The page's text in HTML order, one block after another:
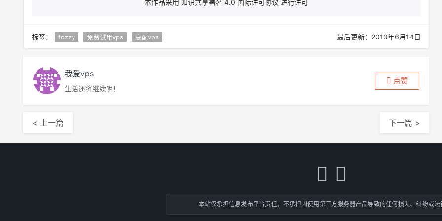
本作品采用 知识共享署名 4.0 国际许可协议 进行许可
标签： fozzy 免费试用vps 高配vps 最后更新：2019年6月14日
我爱vps
生活还将继续呢！
点赞
< 上一篇 下一篇 >
本站仅承担信息发布平台责任，不承担因使用第三方服务器产品导致的任何损失、纠纷或法